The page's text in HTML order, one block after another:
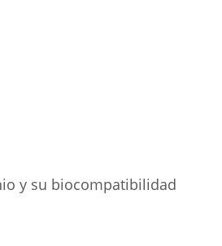
y su biocompatibilidad